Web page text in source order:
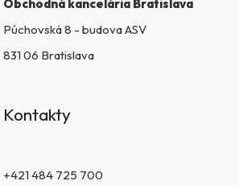
Obchodná kancelária Bratislava
Púchovská 8 - budova ASV
831 06 Bratislava
Kontakty
+421 484 725 700